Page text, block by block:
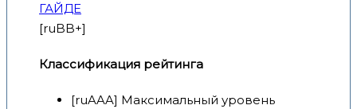
ГАЙДЕ
[ruBB+]
Классификация рейтинга
[ruAAA] Максимальный уровень